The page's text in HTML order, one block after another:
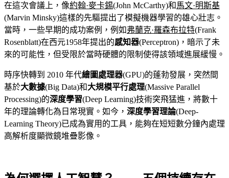
在這次會議上，像約翰·麥卡錫(John McCarthy)和 馬文·明斯基
(Marvin Minsky)這樣的先驅提出了模擬機器學習的雄心壯志。
當時，一些早期的成功案例，例如弗蘭克·羅森布拉特(Frank
Rosenblatt)在西元1958年提出的感知器(Perceptron)，暗示了未
來的可能性，但受限於當時硬體的限制使得該領域進展緩慢。
時序快轉到 2010 年代繪圖處理器(GPU)的蓬勃發展，突然間
基於大數據(Big Data)和大規模平行處理(Massive Parallel
Processing)的深度學習(Deep Learning)技術突飛猛進，將數十
年的理論轉化為日常現實。如今， 深度學習理論(Deep-
Learning Theory)已成為實用的工具，能夠在短短數分鐘內處理
高解析度顯微鏡堆疊影像。